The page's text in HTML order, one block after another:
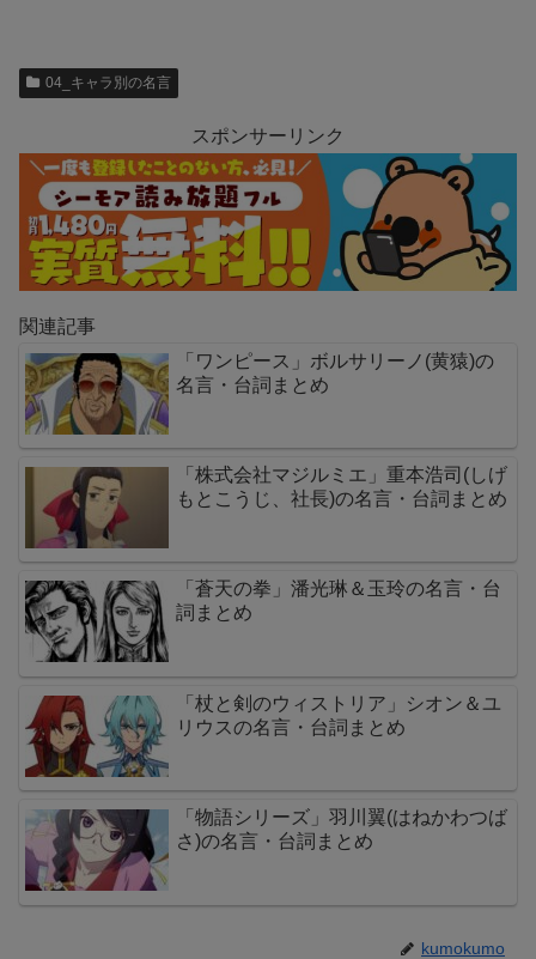
04_キャラ別の名言
スポンサーリンク
関連記事
「ワンピース」ボルサリーノ(黄猿)の
名言・台詞まとめ
「株式会社マジルミエ」重本浩司(しげ
もとこうじ、社長)の名言・台詞まとめ
「蒼天の拳」潘光琳＆玉玲の名言・台
詞まとめ
「杖と剣のウィストリア」シオン＆ユ
リウスの名言・台詞まとめ
「物語シリーズ」羽川翼(はねかわつば
さ)の名言・台詞まとめ
kumokumo